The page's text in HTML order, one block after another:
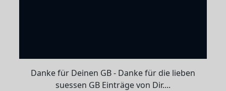
Danke für Deinen GB - Danke für die lieben
suessen GB Einträge von Dir....